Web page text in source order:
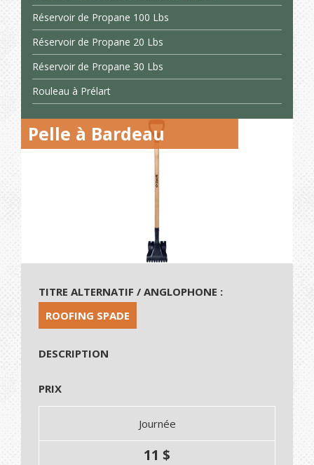
Réservoir de Propane 100 Lbs
Réservoir de Propane 20 Lbs
Réservoir de Propane 30 Lbs
Rouleau à Prélart
Pelle à Bardeau
TITRE ALTERNATIF / ANGLOPHONE :
ROOFING SPADE
DESCRIPTION
PRIX
Journée
11 $